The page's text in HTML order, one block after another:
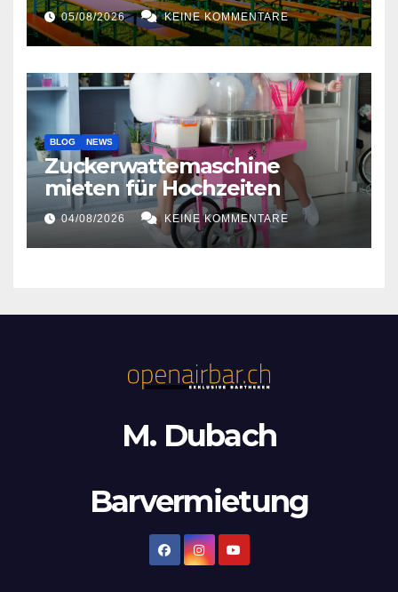
05/08/2026 KEINE KOMMENTARE
BLOG NEWS
Zuckerwattemaschine
mieten für Hochzeiten
04/08/2026 KEINE KOMMENTARE
M. Dubach
Barvermietung